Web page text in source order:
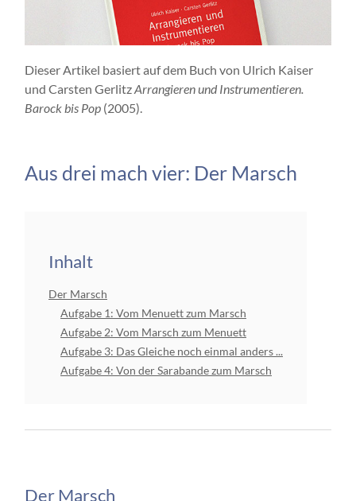
Dieser Artikel basiert auf dem Buch von Ulrich Kaiser
und Carsten GerlitzArrangieren und Instrumentieren.
Barock bis Pop (2005).
Aus drei mach vier: Der Marsch
Inhalt
Der Marsch
Aufgabe 1: Vom Menuett zum Marsch
Aufgabe 2: Vom Marsch zum Menuett
Aufgabe 3: Das Gleiche noch einmal anders ...
Aufgabe 4: Von der Sarabande zum Marsch
Der Marsch